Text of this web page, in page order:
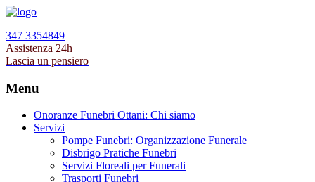
347 3354849
Assistenza 24h
Lascia un pensiero
Menu
Onoranze Funebri Ottani: Chi siamo
Servizi
Pompe Funebri: Organizzazione Funerale
Disbrigo Pratiche Funebri
Servizi Floreali per Funerali
Trasporti Funebri